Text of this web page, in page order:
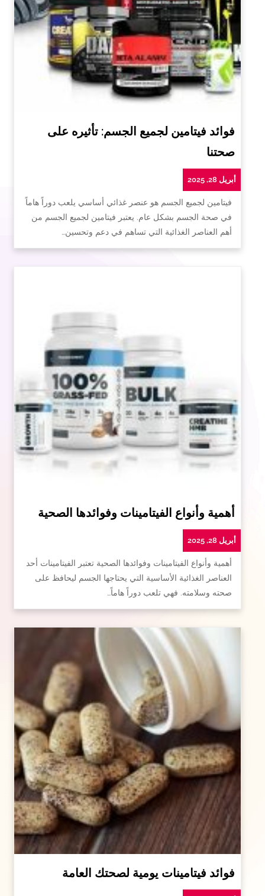
فوائد فيتامين لجميع الجسم: تأثيره على
صحتنا
أبريل 28, 2025
فيتامين لجميع الجسم هو عنصر غذائي أساسي يلعب دوراً هاماً
في صحة الجسم بشكل عام. يعتبر فيتامين لجميع الجسم من
أهم العناصر الغذائية التي تساهم في دعم وتحسين…
أهمية وأنواع الفيتامينات وفوائدها الصحية
أبريل 28, 2025
أهمية وأنواع الفيتامينات وفوائدها الصحية تعتبر الفيتامينات أحد
العناصر الغذائية الأساسية التي يحتاجها الجسم ليحافظ على
صحته وسلامته. فهي تلعب دوراً هاماً…
فوائد فيتامينات يومية لصحتك العامة